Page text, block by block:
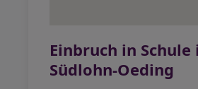
Einbruch in Schule
Südlohn-Oeding